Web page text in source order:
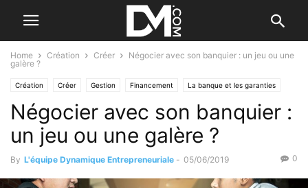
Home Création Créer
Négocier avec son banquier : un jeu ou une
galère ?
Création Créer Gestion Financement La banque et les garanties
Négocier avec son banquier :
un jeu ou une galère ?
By L'équipe Dynamique Entrepreneuriale - 05/06/2019 0